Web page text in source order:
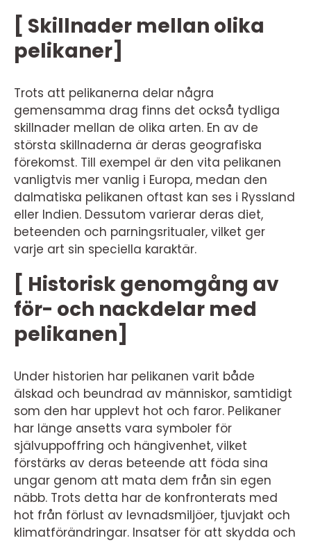
[ Skillnader mellan olika
pelikaner]
Trots att pelikanerna delar några
gemensamma drag finns det också tydliga
skillnader mellan de olika arten. En av de
största skillnaderna är deras geografiska
förekomst. Till exempel är den vita pelikanen
vanligtvis mer vanlig i Europa, medan den
dalmatiska pelikanen oftast kan ses i Ryssland
eller Indien. Dessutom varierar deras diet,
beteenden och parningsritualer, vilket ger
varje art sin speciella karaktär.
[ Historisk genomgång av
för- och nackdelar med
pelikanen]
Under historien har pelikanen varit både
älskad och beundrad av människor, samtidigt
som den har upplevt hot och faror. Pelikaner
har länge ansetts vara symboler för
självuppoffring och hängivenhet, vilket
förstärks av deras beteende att föda sina
ungar genom att mata dem från sin egen
näbb. Trots detta har de konfronterats med
hot från förlust av levnadsmiljöer, tjuvjakt och
klimatförändringar. Insatser för att skydda och